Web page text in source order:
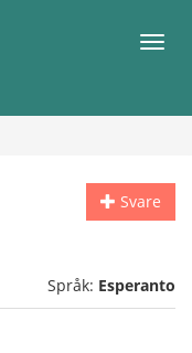
Meny
Svare
Språk: Esperanto